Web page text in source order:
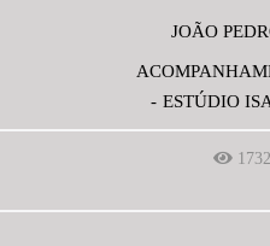
JOÃO
ESTÚDIO
1732